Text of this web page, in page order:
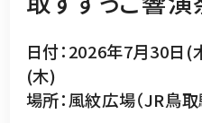
日付：2026年7月30日
(木)
場所：風紋広場（JR鳥取